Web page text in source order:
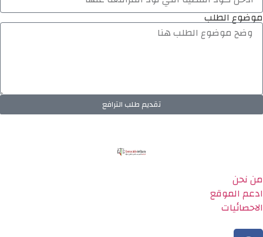
موضوع الطلب
تقديم طلب الترافع
من نحن
ادعم الموقع
الاحصائيات